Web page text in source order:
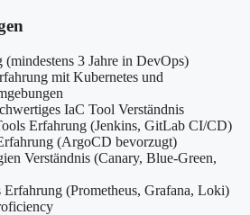
(mindestens 3 Jahre in DevOps)
mit Kubernetes und
IaC Tool Verständnis
Erfahrung (Jenkins, GitLab CI/CD)
(ArgoCD bevorzugt)
Verständnis (Canary, Blue-Green,
(Prometheus, Grafana, Loki)